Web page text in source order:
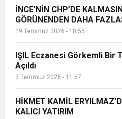
İNCE’NİN CHP’DE
GÖRÜNENDEN DAHA
19 Temmuz 2026 - 18:55
IŞIL Eczanesi Görkemli Bir
Açıldı
3 Temmuz 2026 - 11:57
HİKMET KAMİL
KALICI YATIRIM